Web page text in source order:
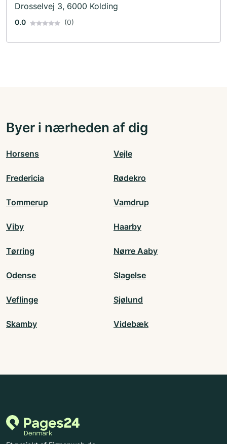
Drosselvej 3, 6000 Kolding
0.0 (0)
Byer i nærheden af dig
Horsens Vejle
Fredericia Rødekro
Tommerup Vamdrup
Viby Haarby
Tørring Nørre Aaby
Odense Slagelse
Veflinge Sjølund
Skamby Videbæk